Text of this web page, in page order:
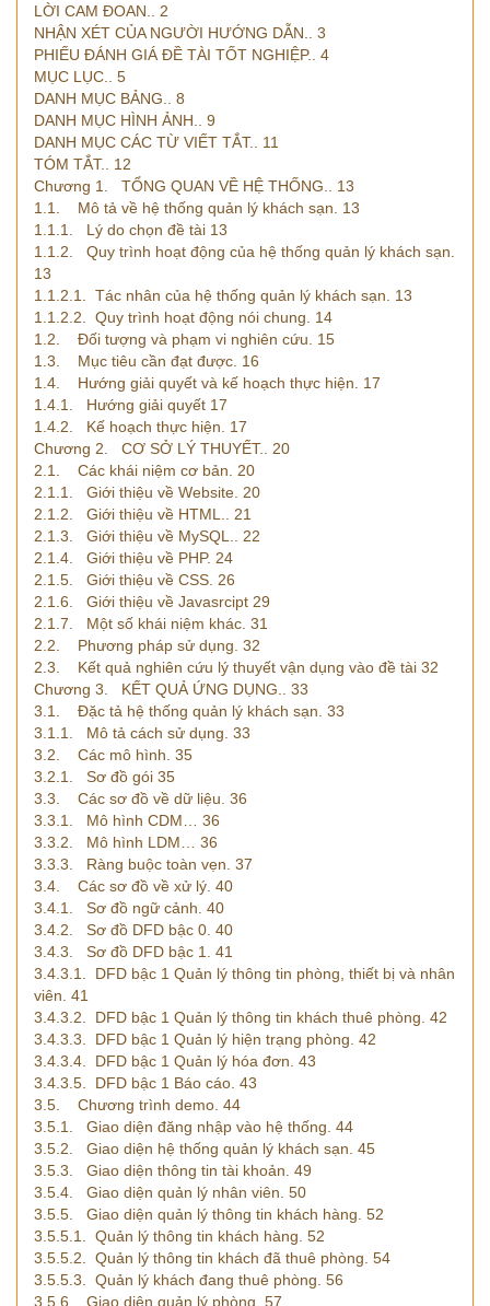
LỜI CAM ĐOAN.. 2
NHẬN XÉT CỦA NGƯỜI HƯỚNG DẪN.. 3
PHIẾU ĐÁNH GIÁ ĐỀ TÀI TỐT NGHIỆP.. 4
MỤC LỤC.. 5
DANH MỤC BẢNG.. 8
DANH MỤC HÌNH ẢNH.. 9
DANH MỤC CÁC TỪ VIẾT TẮT.. 11
TÓM TẮT.. 12
Chương 1. TỔNG QUAN VỀ HỆ THỐNG.. 13
1.1. Mô tả về hệ thống quản lý khách sạn. 13
1.1.1. Lý do chọn đề tài 13
1.1.2. Quy trình hoạt động của hệ thống quản lý khách sạn.
13
1.1.2.1. Tác nhân của hệ thống quản lý khách sạn. 13
1.1.2.2. Quy trình hoạt động nói chung. 14
1.2. Đối tượng và phạm vi nghiên cứu. 15
1.3. Mục tiêu cần đạt được. 16
1.4. Hướng giải quyết và kế hoạch thực hiện. 17
1.4.1. Hướng giải quyết 17
1.4.2. Kế hoạch thực hiện. 17
Chương 2. CƠ SỞ LÝ THUYẾT.. 20
2.1. Các khái niệm cơ bản. 20
2.1.1. Giới thiệu về Website. 20
2.1.2. Giới thiệu về HTML.. 21
2.1.3. Giới thiệu về MySQL.. 22
2.1.4. Giới thiệu về PHP. 24
2.1.5. Giới thiệu về CSS. 26
2.1.6. Giới thiệu về Javasrcipt 29
2.1.7. Một số khái niệm khác. 31
2.2. Phương pháp sử dụng. 32
2.3. Kết quả nghiên cứu lý thuyết vận dụng vào đề tài 32
Chương 3. KẾT QUẢ ỨNG DỤNG.. 33
3.1. Đặc tả hệ thống quản lý khách sạn. 33
3.1.1. Mô tả cách sử dụng. 33
3.2. Các mô hình. 35
3.2.1. Sơ đồ gói 35
3.3. Các sơ đồ về dữ liệu. 36
3.3.1. Mô hình CDM… 36
3.3.2. Mô hình LDM… 36
3.3.3. Ràng buộc toàn vẹn. 37
3.4. Các sơ đồ về xử lý. 40
3.4.1. Sơ đồ ngữ cảnh. 40
3.4.2. Sơ đồ DFD bậc 0. 40
3.4.3. Sơ đồ DFD bậc 1. 41
3.4.3.1. DFD bậc 1 Quản lý thông tin phòng, thiết bị và nhân
viên. 41
3.4.3.2. DFD bậc 1 Quản lý thông tin khách thuê phòng. 42
3.4.3.3. DFD bậc 1 Quản lý hiện trạng phòng. 42
3.4.3.4. DFD bậc 1 Quản lý hóa đơn. 43
3.4.3.5. DFD bậc 1 Báo cáo. 43
3.5. Chương trình demo. 44
3.5.1. Giao diện đăng nhập vào hệ thống. 44
3.5.2. Giao diện hệ thống quản lý khách sạn. 45
3.5.3. Giao diện thông tin tài khoản. 49
3.5.4. Giao diện quản lý nhân viên. 50
3.5.5. Giao diện quản lý thông tin khách hàng. 52
3.5.5.1. Quản lý thông tin khách hàng. 52
3.5.5.2. Quản lý thông tin khách đã thuê phòng. 54
3.5.5.3. Quản lý khách đang thuê phòng. 56
3.5.6. Giao diện quản lý phòng. 57